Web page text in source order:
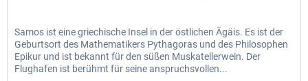
Samos ist eine griechische Insel in der östlichen Ägäis. Es ist der
Geburtsort des Mathematikers Pythagoras und des Philosophen
Epikur und ist bekannt für den süßen Muskatellerwein. Der
Flughafen ist berühmt für seine anspruchsvollen...